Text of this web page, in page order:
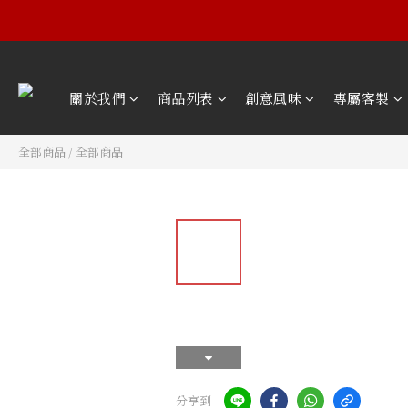
關於我們 商品列表 創意風味 專屬客製
全部商品 / 全部商品
分享到